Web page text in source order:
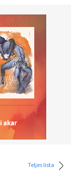
Teljes lista